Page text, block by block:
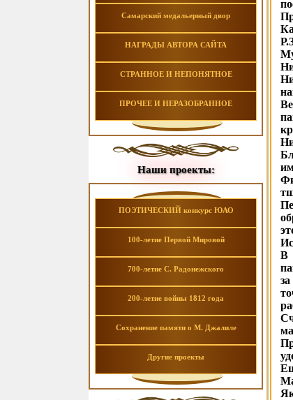
Самарский медальерный двор
НАГРАДЫ АВТОРА САЙТА
СТРАННОЕ И НЕПОНЯТНОЕ
ПРОЧЕЕ И НЕРАЗОБРАННОЕ
Наши проекты:
ПОЭТИЧЕСКИЙ конкурс ЮАО
100-летие Первой Мировой
700-летие С. Радонежского
200-летие войны 1812 года
Сохранение памяти о М. Джалиле
Другие проекты
В